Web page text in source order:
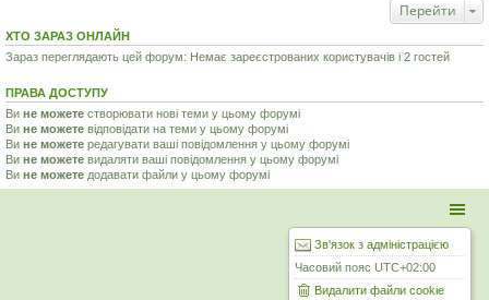
Перейти
ХТО ЗАРАЗ ОНЛАЙН
Зараз переглядають цей форум: Немає зареєстрованих користувачів і 2 гостей
ПРАВА ДОСТУПУ
Ви не можете створювати нові теми у цьому форумі
Ви не можете відповідати на теми у цьому форумі
Ви не можете редагувати ваші повідомлення у цьому форумі
Ви не можете видаляти ваші повідомлення у цьому форумі
Ви не можете додавати файли у цьому форумі
Зв'язок з адміністрацією
Часовий пояс UTC+02:00
Видалити файли cookie